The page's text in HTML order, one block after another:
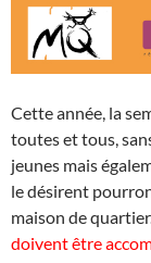
Cette année, la
toutes et tous,
jeunes mais
le désirent
maison de quartier.
doivent être